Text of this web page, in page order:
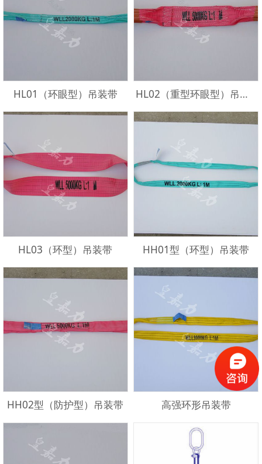
HL01（环眼型）吊装带 HL02（重型环眼型）吊装带
HL03（环型）吊装带 HH01型（环型）吊装带
HH02型（防护型）吊装带 高强环形吊装带